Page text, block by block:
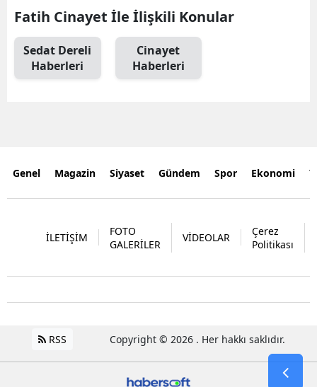
Fatih Cinayet İle İlişkili Konular
Sedat Dereli
Haberleri
Cinayet
Haberleri
Genel Magazin Siyaset Gündem Spor Ekonomi
İLETİŞİM
FOTO
GALERİLER
VİDEOLAR
Çerez
Politikası
RSS Copyright © 2026 . Her hakkı saklıdır.